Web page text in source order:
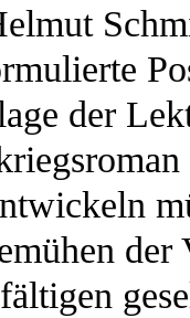
der